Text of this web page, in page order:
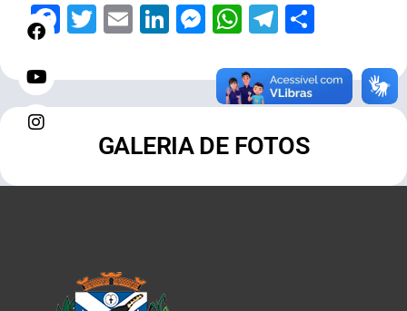
Facebook
Twitter
EmailLinkedIn
Messenger
WhatsApp
Telegram
GALERIA DE FOTOS